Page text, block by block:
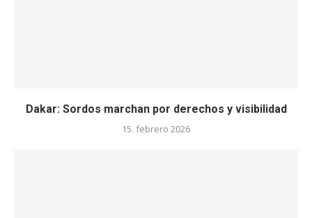
Dakar: Sordos marchan por derechos y visibilidad
15. febrero 2026